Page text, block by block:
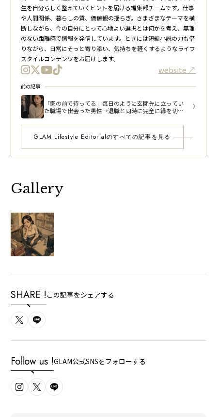
生を自分らしく整えていくヒントを届ける編集部チームです。仕事
や人間関係、暮らしの質、価値観の揺らぎ。さまざまなテーマを横
断しながら、今の自分にとって心地よい選択とは何かを考え、無理
のない距離感で情報を発信しています。ときには短編小説の力も借
りながら、日常にそっと寄り添い、気持ちを軽くするようなライフ
スタイルコンテンツをお届けします。
website
前の記事
「家の前で待ってる」毎日のように玄関先に立ってい
た職場で出会った男性→退職と同時に完全に縁を切っ
GLAM Lifestyle Editorialのすべての記事を見る
Gallery
SHARE ! この記事をシェアする
Follow us !GLAM公式SNSをフォローする